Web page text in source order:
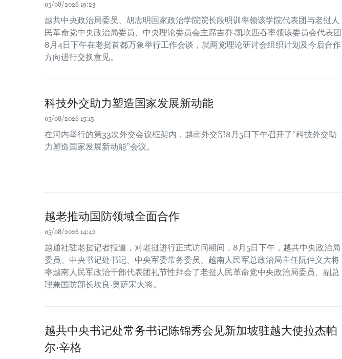
05/08/2026 19:23
越共中央政治局委员、胡志明国家政治学院院长段明训率领该学院代表团与老挝人
民革命党中央政治局委员、中央理论委员会主席吉乔·凯坎匹吞率领该委员会代表团
8月4日下午在老挝首都万象举行工作会谈，就两党理论研讨会组织计划及今后合作
方向进行交换意见。
科技外交助力塑造国家发展新动能
05/08/2026 15:15
在河内举行的第33次外交会议框架内，越南外交部8月5日下午召开了“科技外交助
力塑造国家发展新动能”会议。
越老推动国防领域全面合作
05/08/2026 14:42
越通社驻老挝记者报道，对老挝进行正式访问期间，8月5日下午，越共中央政治局
委员、中央书记处书记、中央军委常务委员、越南人民军总政治局主任阮仲义大将
率越南人民军政治干部代表团礼节性拜会了老挝人民革命党中央政治局委员、副总
理兼国防部长坎良·奥萨宋大将。
越共中央书记处常务书记陈锦秀会见新加坡驻越大使拉杰帕
尔·辛格